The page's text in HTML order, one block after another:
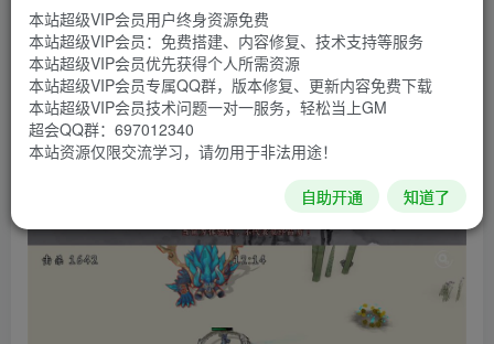
游戏截图
本站超级VIP会员用户终身资源免费
本站超级VIP会员：免费搭建、内容修复、技术支持等服务
本站超级VIP会员优先获得个人所需资源
本站超级VIP会员专属QQ群，版本修复、更新内容免费下载
本站超级VIP会员技术问题一对一服务，轻松当上GM
超会QQ群：697012340
本站资源仅限交流学习，请勿用于非法用途！
自助开通 知道了